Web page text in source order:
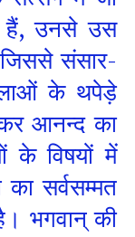
हैं, उनसे उस
जिससे संसार-
के थपेड़े
आनन्द का
के विषयों में
सर्वसम्मत
है। भगवान्‌ की